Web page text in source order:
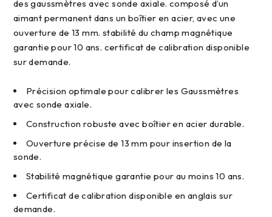
des gaussmètres avec sonde axiale. composé d’un
aimant permanent dans un boîtier en acier, avec une
ouverture de 13 mm. stabilité du champ magnétique
garantie pour 10 ans. certificat de calibration disponible
sur demande.
Précision optimale pour calibrer les Gaussmètres
avec sonde axiale.
Construction robuste avec boîtier en acier durable.
Ouverture précise de 13 mm pour insertion de la
sonde.
Stabilité magnétique garantie pour au moins 10 ans.
Certificat de calibration disponible en anglais sur
demande.